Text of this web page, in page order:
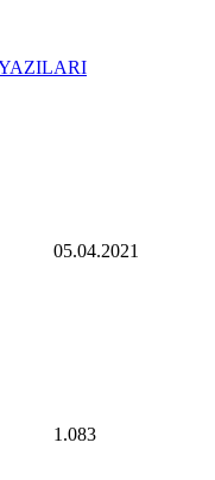
05.04.2021
1.083